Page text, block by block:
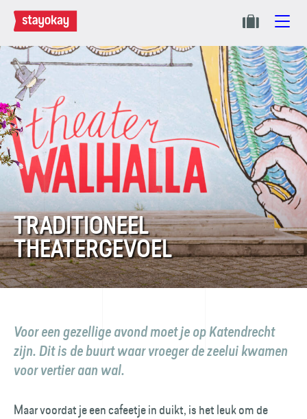
TRADITIONEEL
THEATERGEVOEL
Voor een gezellige avond moet je op Katendrecht
zijn. Dit is de buurt waar vroeger de zeelui kwamen
voor vertier aan wal.
Maar voordat je een cafeetje in duikt, is het leuk om de